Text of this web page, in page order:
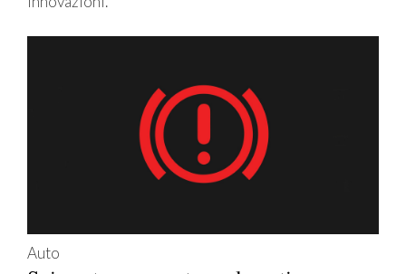
Auto